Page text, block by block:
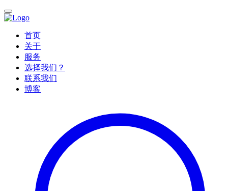
首页
关于
服务
选择我们？
联系我们
博客